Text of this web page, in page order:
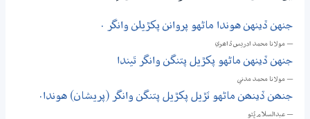
جنهن ڏينهن هوندا ماڻهو پروانن پکڙيلن وانگر .
— مولانا محمد ادريس ڏاھري
جنهن ڏينهن ماڻهو پکڙيل پتنگن وانگر ٿيندا
— مولانا محمد مدني
جنھن ڏينھن ماڻهو ٽڙيل پکڙيل پتنگن وانگر (پريشان) هوندا.
— عبدالسلام ڀُٽو